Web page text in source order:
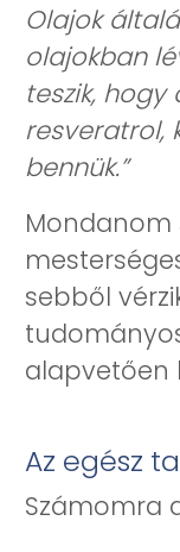
Olajok
olajokban
teszik,
resveratrol,
bennük.”
Mondanom
sebből
alapvetően
Az egész
Számomra